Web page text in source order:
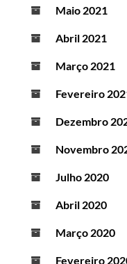
Maio 2021
Abril 2021
Março 2021
Fevereiro
Dezembro
Novembro
Julho 2020
Abril 2020
Março 2020
Fevereiro